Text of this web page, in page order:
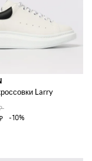
Larry
-10%